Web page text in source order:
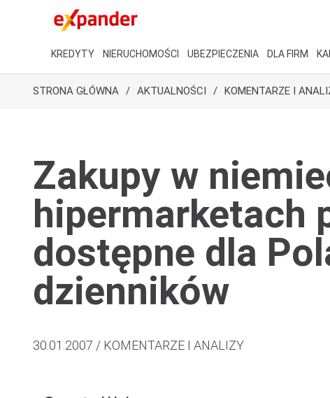
KREDYTY NIERUCHOMOŚCI UBEZPIECZENIA DLA FIRM
STRONA GŁÓWNA AKTUALNOŚCI KOMENTARZE I
Zakupy w
hipermarketach
dostępne dla
dzienników
30.01.2007 / KOMENTARZE I ANALIZY